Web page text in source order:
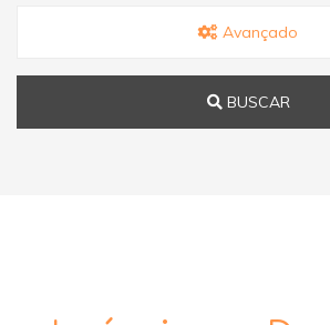
Avançado
BUSCAR